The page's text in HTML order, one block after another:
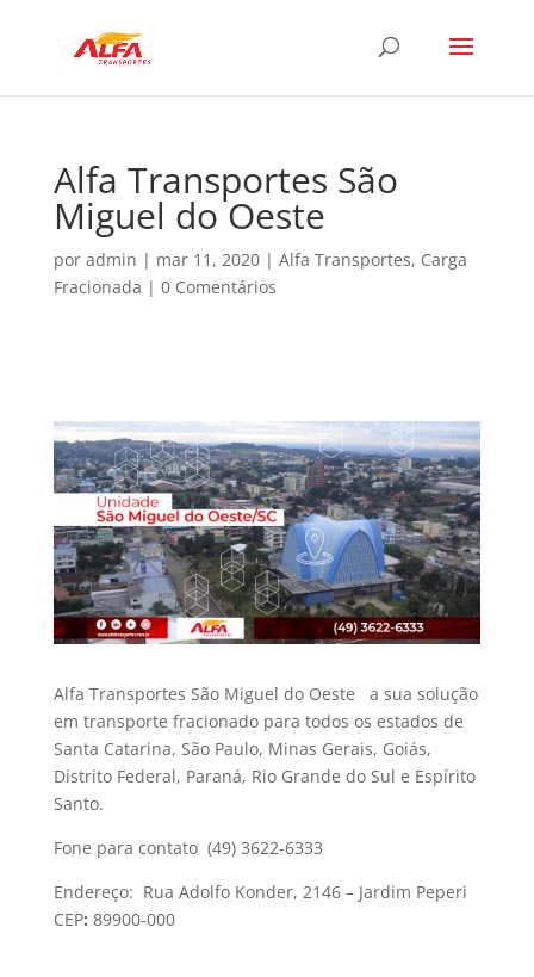
Alfa Transportes São
Miguel do Oeste
por admin | mar 11, 2020| Alfa Transportes, Carga
Fracionada | 0 Comentários
Alfa Transportes São Miguel do Oeste a sua solução
em transporte fracionado para todos os estados de
Santa Catarina, São Paulo, Minas Gerais, Goiás,
Distrito Federal, Paraná, Rio Grande do Sul e Espírito
Santo.
Fone para contato (49) 3622-6333
Endereço: Rua Adolfo Konder, 2146 – Jardim Peperi
CEP: 89900-000